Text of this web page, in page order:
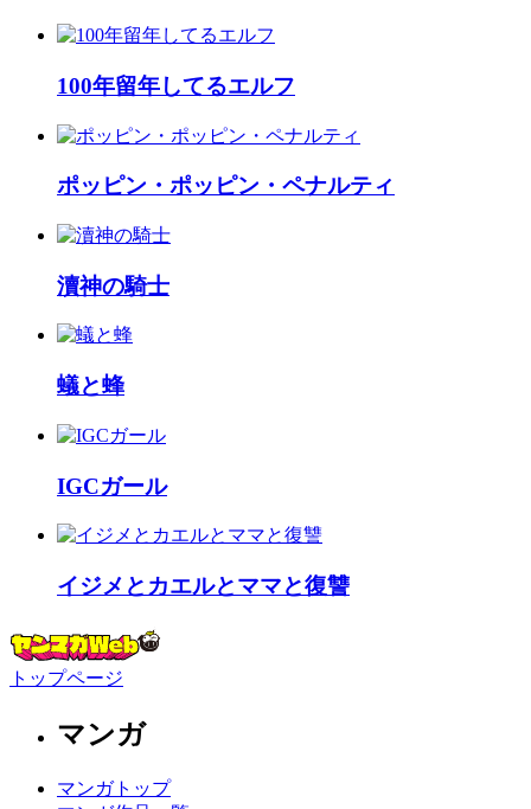
100年留年してるエルフ
ポッピン・ポッピン・ペナルティ
瀆神の騎士
蟻と蜂
IGCガール
イジメとカエルとママと復讐
トップページ
マンガ
マンガトップ